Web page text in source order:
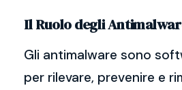
Il Ruolo degli
Gli antimalware sono
per rilevare, prevenire e